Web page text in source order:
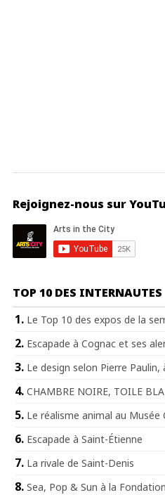
Rejoignez-nous sur
TOP 10 DES INTERNAUTES
Le Top 10 des expos de la
Escapade à Cognac et ses
Le design selon Pierre
CHAMBRE NOIRE, TOILE
Le réalisme animal au Musée
Escapade à Saint-Étienne
La rivale de Saint-Denis
Sea, Pop & Sun à la